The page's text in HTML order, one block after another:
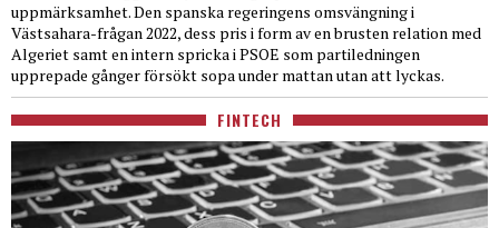
uppmärksamhet. Den spanska regeringens omsvängning i
Västsahara-frågan 2022, dess pris i form av en brusten relation med
Algeriet samt en intern spricka i PSOE som partiledningen
upprepade gånger försökt sopa under mattan utan att lyckas.
FINTECH